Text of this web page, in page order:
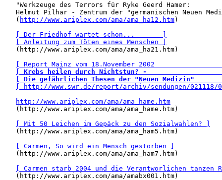
   "Werkzeuge des Terrors für Ryke Geerd Hamer:
Helmut Pilhar - Zentrum der "germanischen Neuen
   (
http://www.ariplex.com/ama/ama_ha12.htm)
[ Der Friedhof wartet schon...       ]
[ Anleitung zum Töten eines Menschen ]
   (http://www.ariplex.com/ama/ama_ha21.htm)
[ Report Mainz vom 18.November 2002
Krebs heilen durch Nichtstun? -
Die gefährlichen Thesen der "Neuen Medizin"
[ http://www.swr.de/report/archiv/sendungen/
http://www.ariplex.com/ama/ama_hame.htm
   (http://www.ariplex.com/ama/ama_hame.htm)
[ Mit 50 Leichen im Gepäck zu den Sozialwahlen? ]
   (http://www.ariplex.com/ama/ama_ham5.htm)
[ Carmen, So wird ein Mensch gestorben ]
   (http://www.ariplex.com/ama/ama_ham7.htm)
[ Carmen starb 2004 und die Verantworlichen tanzen
   (http://www.ariplex.com/ama/amabx001.htm)